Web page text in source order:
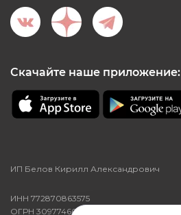
Скачайте наше приложение:
ИП Белов Кирилл Александрович
ИНН 772870863575
ОГРН 309774602000046